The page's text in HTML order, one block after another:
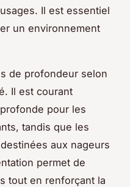
Il est essentiel
un environnement
de profondeur selon
Il est courant
pour les
tandis que les
aux nageurs
permet de
tout en renforçant la